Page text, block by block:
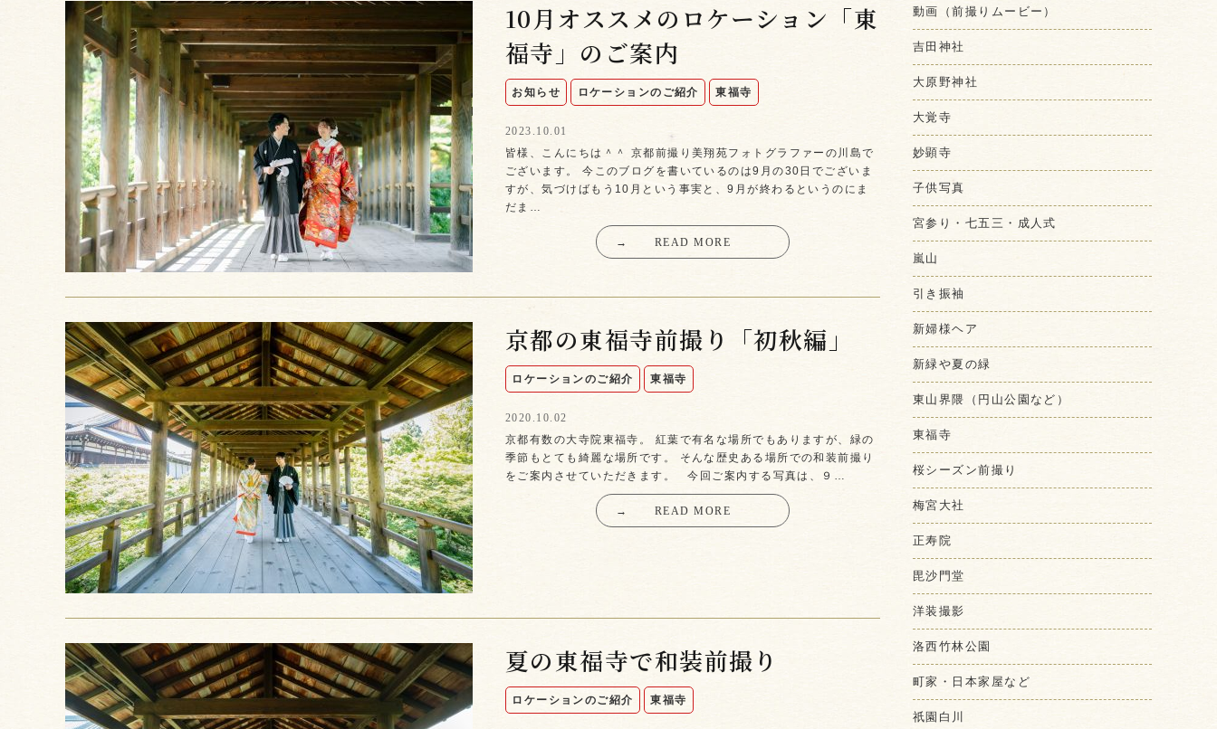
10月オススメのロケーション「東
福寺」のご案内
お知らせ ロケーションのご紹介 東福寺
2023.10.01
皆様、こんにちは＾＾ 京都前撮り美翔苑フォトグラファーの川島で
ございます。 今このブログを書いているのは9月の30日でございま
すが、気づけばもう10月という事実と、9月が終わるというのにま
だま…
→ READ MORE
京都の東福寺前撮り「初秋編」
ロケーションのご紹介 東福寺
2020.10.02
京都有数の大寺院東福寺。 紅葉で有名な場所でもありますが、緑の
季節もとても綺麗な場所です。 そんな歴史ある場所での和装前撮り
をご案内させていただきます。 今回ご案内する写真は、９…
→ READ MORE
夏の東福寺で和装前撮り
ロケーションのご紹介 東福寺
動画（前撮りムービー）
吉田神社
大原野神社
大覚寺
妙顕寺
子供写真
宮参り・七五三・成人式
嵐山
引き振袖
新婦様ヘア
新緑や夏の緑
東山界隈（円山公園など）
東福寺
桜シーズン前撮り
梅宮大社
正寿院
毘沙門堂
洋装撮影
洛西竹林公園
町家・日本家屋など
祇園白川